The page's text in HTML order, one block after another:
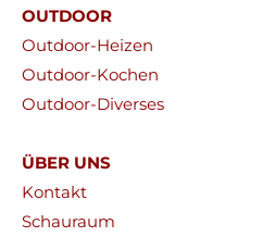
OUTDOOR
Outdoor-Heizen
Outdoor-Kochen
Outdoor-Diverses
ÜBER UNS
Kontakt
Schauraum